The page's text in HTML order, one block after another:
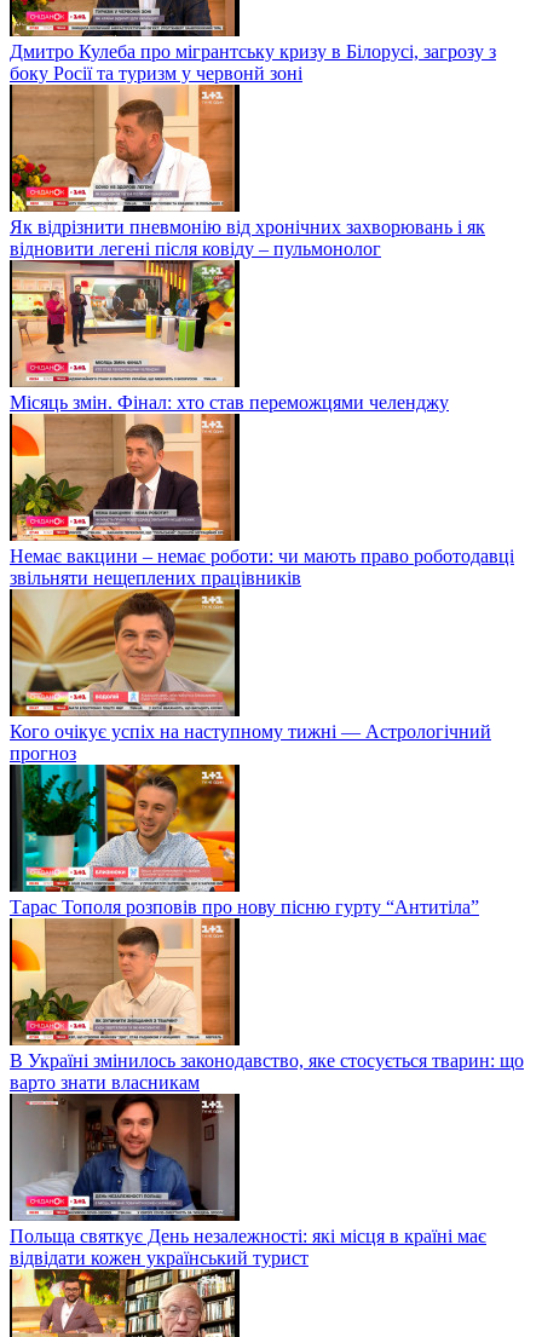
Дмитро Кулеба про мігрантську кризу в Білорусі, загрозу з
боку Росії та туризм у червонй зоні
Як відрізнити пневмонію від хронічних захворювань і як
відновити легені після ковіду – пульмонолог
Місяць змін. Фінал: хто став переможцями челенджу
Немає вакцини – немає роботи: чи мають право роботодавці
звільняти нещеплених працівників
Кого очікує успіх на наступному тижні — Астрологічний
прогноз
Тарас Тополя розповів про нову пісню гурту “Антитіла”
В Україні змінилось законодавство, яке стосується тварин: що
варто знати власникам
Польща святкує День незалежності: які місця в країні має
відвідати кожен український турист